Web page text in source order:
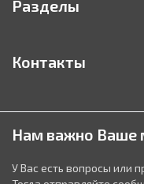
Разделы
Контакты
Нам важно Ваше
У Вас есть вопросы или